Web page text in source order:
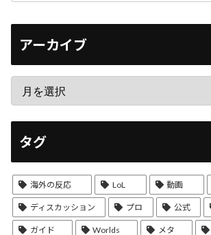
アーカイブ
タグ
海外の反応 LoL 動画
ディスカッション プロ 公式
ガイド Worlds メタ